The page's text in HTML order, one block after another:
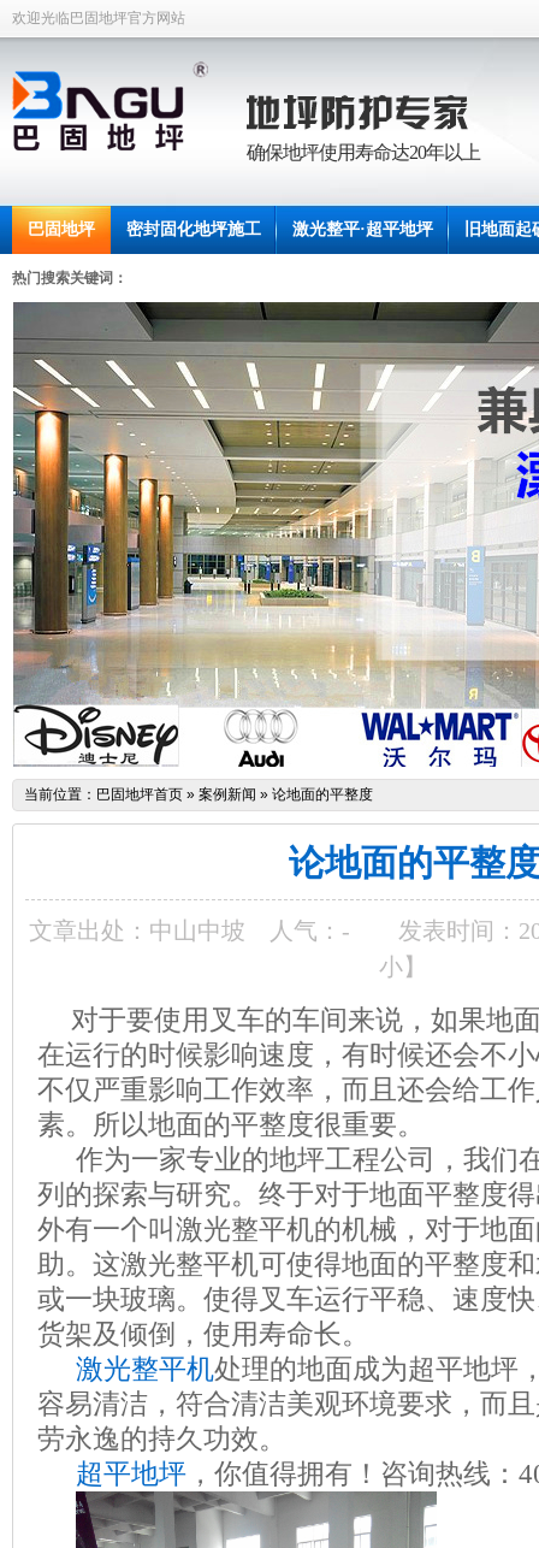
欢迎光临巴固地坪官方网站
确保地坪使用寿命达20年以上
巴固地坪 密封固化地坪施工 激光整平·超平地坪 旧地面起
联系中坡
热门搜索关键词：
当前位置： 巴固地坪首页 » 案例新闻 » 论地面的平整度
论地面的平整
文章出处：中山中坡 人气： -
发表时间：
小】
对于要使用叉车的车间来说，如果地
在运行的时候影响速度，有时候还会不
不仅严重影响工作效率，而且还会给工
素。所以地面的平整度很重要。
作为一家专业的地坪工程公司，我们
列的探索与研究。终于对于地面平整度
外有一个叫激光整平机的机械，对于地
助。这激光整平机可使得地面的平整度
或一块玻璃。使得叉车运行平稳、速度
货架及倾倒，使用寿命长。
激光整平机处理的地面成为超平地坪
容易清洁，符合清洁美观环境要求，而
劳永逸的持久功效。
超平地坪 ，你值得拥有！咨询热线：